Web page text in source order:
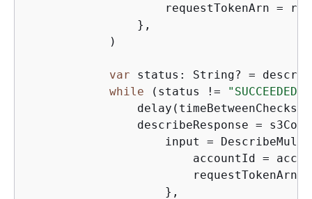
requestTokenArn =
                },
            )
var status: String? =
while (status != "SUCCEEDED"
                delay(timeBetweenChecks)
describeResponse =
input =
accountId =
requestTokenArn
                    },